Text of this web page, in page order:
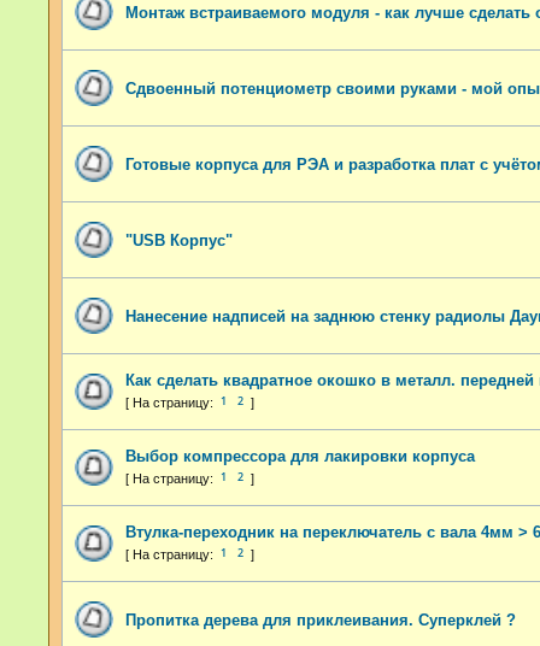
Монтаж встраиваемого модуля - как лучше сделать
Сдвоенный потенциометр своими руками - мой
Готовые корпуса для РЭА и разработка плат с
"USB Корпус"
Нанесение надписей на заднюю стенку радиолы
Как сделать квадратное окошко в металл. передней
1 2
Выбор компрессора для лакировки корпуса
1 2
Втулка-переходник на переключатель с вала 4мм >
1 2
Пропитка дерева для приклеивания. Суперклей ?